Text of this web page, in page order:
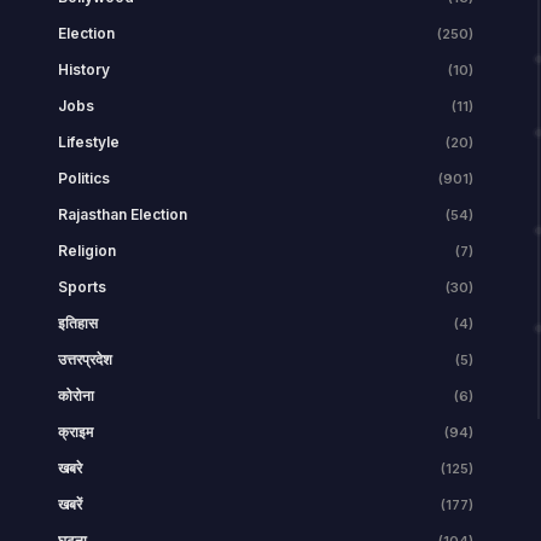
Election (250)
History (10)
Jobs (11)
Lifestyle (20)
Politics (901)
Rajasthan Election (54)
Religion (7)
Sports (30)
इतिहास (4)
उत्तरप्रदेश (5)
कोरोना (6)
क्राइम (94)
खबरे (125)
खबरें (177)